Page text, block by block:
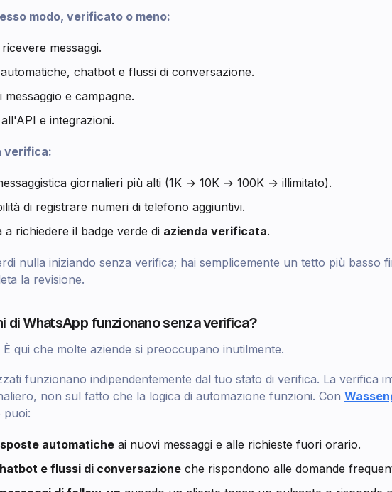
modo, verificato o meno:
messaggi.
chatbot e flussi di conversazione.
messaggio e campagne.
e integrazioni.
verifica:
giornalieri più alti (1K → 10K → 100K → illimitato).
di registrare numeri di telefono aggiuntivi.
a richiedere il badge verde di azienda verificata.
nulla iniziando senza verifica; hai semplicemente un tetto più basso
la revisione.
di WhatsApp funzionano senza verifica?
È qui che molte aziende si preoccupano inutilmente.
funzionano indipendentemente dal tuo stato di verifica. La verifica
non sul fatto che la logica di automazione funzioni. Con
puoi:
automatiche ai nuovi messaggi e alle richieste fuori orario.
e flussi di conversazione che rispondono alle domande